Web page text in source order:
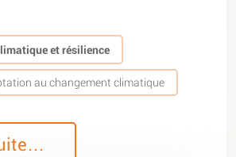
et résilience
au changement climatique